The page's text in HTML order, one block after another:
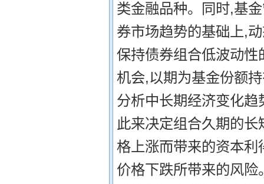
类金融品种。同时,基
券市场趋势的基础上,
保持债券组合低波动
机会,以期为基金份额
分析中长期经济变化
此来决定组合久期的
格上涨而带来的资本
价格下跌所带来的风